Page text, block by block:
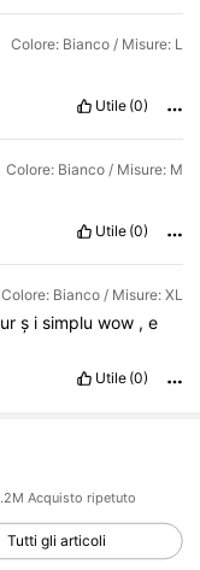
Colore: Bianco / Misure: L
Utile (0)
Colore: Bianco / Misure: M
Utile (0)
Colore: Bianco / Misure: XL
ș i simplu wow , e
Utile (0)
Acquisto ripetuto
Tutti gli articoli